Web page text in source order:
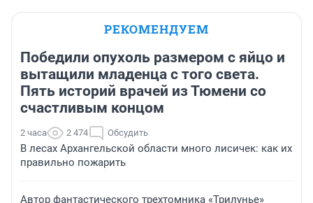
РЕКОМЕНДУЕМ
Победили опухоль размером с яйцо и
вытащили младенца с того света.
Пять историй врачей из Тюмени со
счастливым концом
2 часа 2 474 Обсудить
В лесах Архангельской области много лисичек: как их
правильно пожарить
Автор фантастического трехтомника «Трилунье»